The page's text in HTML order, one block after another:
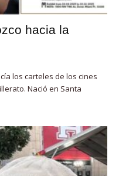
hacia la
los carteles de los cines
Nació en Santa